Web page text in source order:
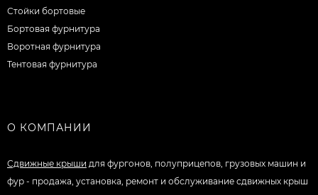
Стойки бортовые
Бортовая фурнитура
Воротная фурнитура
Тентовая фурнитура
О КОМПАНИИ
Сдвижные крыши для фургонов, полуприцепов, грузовых машин и
фур - продажа, установка, ремонт и обслуживание сдвижных крыш